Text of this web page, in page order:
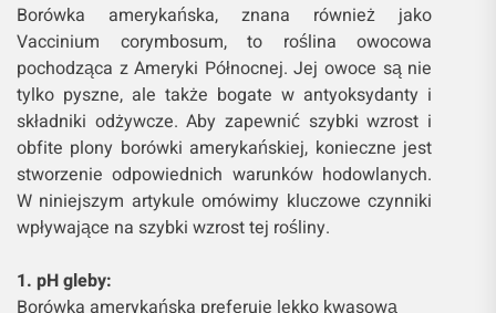
Borówka amerykańska, znana również jako
Vaccinium corymbosum, to roślina owocowa
pochodząca z Ameryki Północnej. Jej owoce są nie
tylko pyszne, ale także bogate w antyoksydanty i
składniki odżywcze. Aby zapewnić szybki wzrost i
obfite plony borówki amerykańskiej, konieczne jest
stworzenie odpowiednich warunków hodowlanych.
W niniejszym artykule omówimy kluczowe czynniki
wpływające na szybki wzrost tej rośliny.
1. pH gleby:
Borówka amerykańska preferuje lekko kwasową